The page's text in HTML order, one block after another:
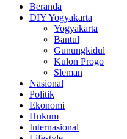
Beranda
DIY Yogyakarta
Yogyakarta
Bantul
Gunungkidul
Kulon Progo
Sleman
Nasional
Politik
Ekonomi
Hukum
Internasional